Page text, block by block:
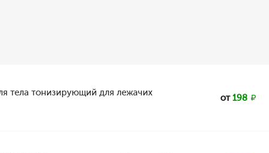
тела тонизирующий для лежачих
от198